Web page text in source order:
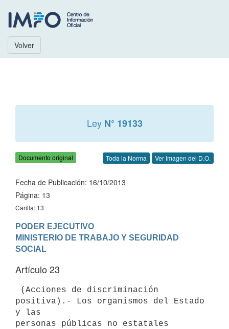
Volver
Ley N° 19133
Documento original Toda la Norma Ver Imagen del D.O.
Fecha de Publicación: 16/10/2013
Página: 13
Carilla: 13
PODER EJECUTIVO
MINISTERIO DE TRABAJO Y SEGURIDAD
Artículo 23
positiva).- Los organismos del Estado
y las
personas públicas no estatales